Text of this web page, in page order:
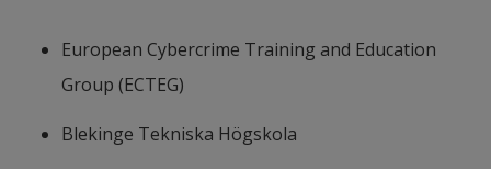
European Cybercrime Training and Education
Group (ECTEG)
Blekinge Tekniska Högskola